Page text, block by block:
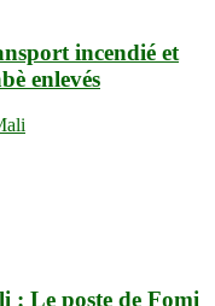
incendié et
enlevés
: Le poste de Fomi